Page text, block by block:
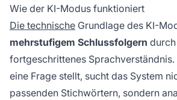
Wie der KI-Modus funktioniert
Die technische Grundlage des KI-
mehrstufigem Schlussfolgern
fortgeschrittenes Sprachverständnis.
eine Frage stellt, sucht das System
passenden Stichwörtern, sondern